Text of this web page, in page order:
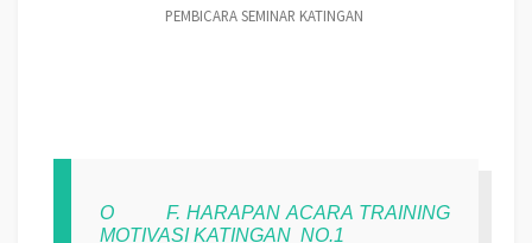
PEMBICARA SEMINAR KATINGAN
O
F. HARAPAN ACARA TRAINING
MOTIVASI KATINGAN NO.1